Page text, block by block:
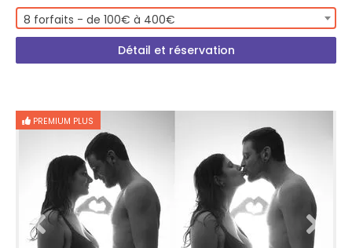
8 forfaits - de 100€ à 400€
Détail et réservation
PREMIUM PLUS